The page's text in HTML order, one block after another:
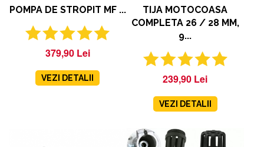
POMPA DE STROPIT MF ...
379,90 Lei
VEZI DETALII
TIJA MOTOCOASA
COMPLETA 26 / 28 MM,
9...
239,90 Lei
VEZI DETALII